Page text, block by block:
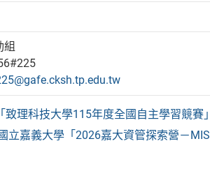
組
致理科技大學115年度全國自主學習競賽
國立嘉義大學「2026嘉大資管探索營－